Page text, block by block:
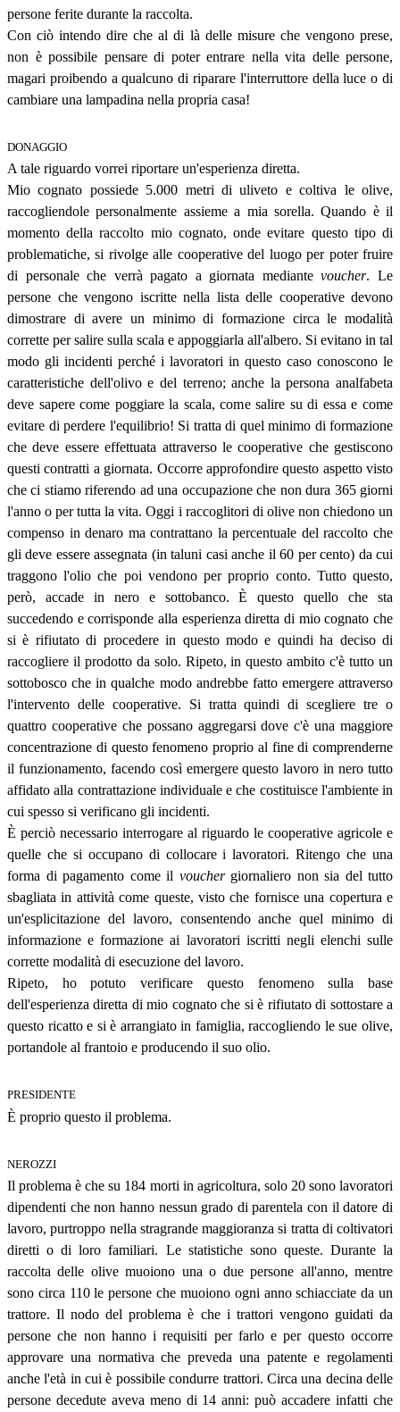
persone ferite durante la raccolta.
Con ciò intendo dire che al di là delle misure che vengono prese,
non è possibile pensare di poter entrare nella vita delle persone,
magari proibendo a qualcuno di riparare l'interruttore della luce o di
cambiare una lampadina nella propria casa!
DONAGGIO
A tale riguardo vorrei riportare un'esperienza diretta.
Mio cognato possiede 5.000 metri di uliveto e coltiva le olive,
raccogliendole personalmente assieme a mia sorella. Quando è il
momento della raccolto mio cognato, onde evitare questo tipo di
problematiche, si rivolge alle cooperative del luogo per poter fruire
di personale che verrà pagato a giornata mediantevoucher. Le
persone che vengono iscritte nella lista delle cooperative devono
dimostrare di avere un minimo di formazione circa le modalità
corrette per salire sulla scala e appoggiarla all'albero. Si evitano in tal
modo gli incidenti perché i lavoratori in questo caso conoscono le
caratteristiche dell'olivo e del terreno; anche la persona analfabeta
deve sapere come poggiare la scala, come salire su di essa e come
evitare di perdere l'equilibrio! Si tratta di quel minimo di formazione
che deve essere effettuata attraverso le cooperative che gestiscono
questi contratti a giornata. Occorre approfondire questo aspetto visto
che ci stiamo riferendo ad una occupazione che non dura 365 giorni
l'anno o per tutta la vita. Oggi i raccoglitori di olive non chiedono un
compenso in denaro ma contrattano la percentuale del raccolto che
gli deve essere assegnata (in taluni casi anche il 60 per cento) da cui
traggono l'olio che poi vendono per proprio conto. Tutto questo,
però, accade in nero e sottobanco. È questo quello che sta
succedendo e corrisponde alla esperienza diretta di mio cognato che
si è rifiutato di procedere in questo modo e quindi ha deciso di
raccogliere il prodotto da solo. Ripeto, in questo ambito c'è tutto un
sottobosco che in qualche modo andrebbe fatto emergere attraverso
l'intervento delle cooperative. Si tratta quindi di scegliere tre o
quattro cooperative che possano aggregarsi dove c'è una maggiore
concentrazione di questo fenomeno proprio al fine di comprenderne
il funzionamento, facendo così emergere questo lavoro in nero tutto
affidato alla contrattazione individuale e che costituisce l'ambiente in
cui spesso si verificano gli incidenti.
È perciò necessario interrogare al riguardo le cooperative agricole e
quelle che si occupano di collocare i lavoratori. Ritengo che una
forma di pagamento come il vouchergiornaliero non sia del tutto
sbagliata in attività come queste, visto che fornisce una copertura e
un'esplicitazione del lavoro, consentendo anche quel minimo di
informazione e formazione ai lavoratori iscritti negli elenchi sulle
corrette modalità di esecuzione del lavoro.
Ripeto, ho potuto verificare questo fenomeno sulla base
dell'esperienza diretta di mio cognato che si è rifiutato di sottostare a
questo ricatto e si è arrangiato in famiglia, raccogliendo le sue olive,
portandole al frantoio e producendo il suo olio.
PRESIDENTE
È proprio questo il problema.
NEROZZI
Il problema è che su 184 morti in agricoltura, solo 20 sono lavoratori
dipendenti che non hanno nessun grado di parentela con il datore di
lavoro, purtroppo nella stragrande maggioranza si tratta di coltivatori
diretti o di loro familiari. Le statistiche sono queste. Durante la
raccolta delle olive muoiono una o due persone all'anno, mentre
sono circa 110 le persone che muoiono ogni anno schiacciate da un
trattore. Il nodo del problema è che i trattori vengono guidati da
persone che non hanno i requisiti per farlo e per questo occorre
approvare una normativa che preveda una patente e regolamenti
anche l'età in cui è possibile condurre trattori. Circa una decina delle
persone decedute aveva meno di 14 anni: può accadere infatti che